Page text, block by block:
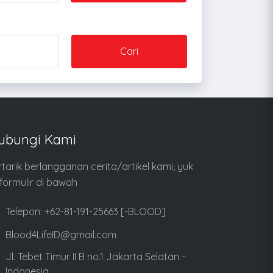
Cari
Kami
berlangganan cerita/artikel kami, yuk
di bawah
Telepon: +62-81-191-25663 [-BLOOD]
Blood4LifeID@gmail.com
Jl. Tebet Timur II B no.1 Jakarta Selatan -